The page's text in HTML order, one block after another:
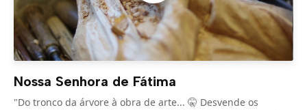
Nossa Senhora de Fátima
"Do tronco da árvore à obra de arte... 🤫 Desvende os